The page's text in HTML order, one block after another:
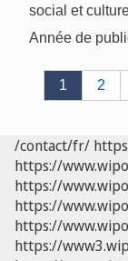
social et
Année de
1 2
/contact/fr/
https://
https://
https://
https://
https://